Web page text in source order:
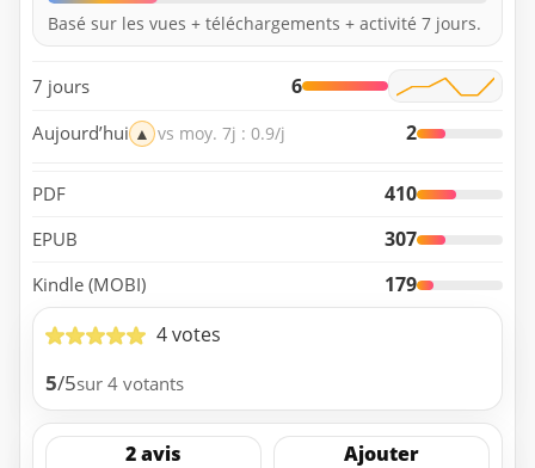
Basé sur les vues + téléchargements + activité 7 jours.
7 jours 6
Aujourd’hui ▲ vs moy. 7j : 0.9/j 2
PDF 410
EPUB 307
Kindle (MOBI)
179
4 votes
5/5sur 4 votants
2 avis Ajouter